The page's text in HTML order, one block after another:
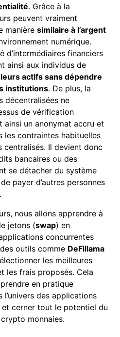
. Grâce à la
peuvent vraiment
manière similaire à l’argent
numérique.
d’intermédiaires financiers
ainsi aux individus de
actifs sans dépendre
institutions. De plus, la
décentralisées ne
de vérification
ainsi un anonymat accru et
les contraintes habituelles
centralisés. Il devient donc
bancaires ou des
se détacher du système
payer d’autres personnes
.
nous allons apprendre à
jetons (swap) en
concurrentes
outils comme DeFillama
les meilleures
les frais proposés. Cela
en pratique
des applications
cerner tout le potentiel du
monnaies.